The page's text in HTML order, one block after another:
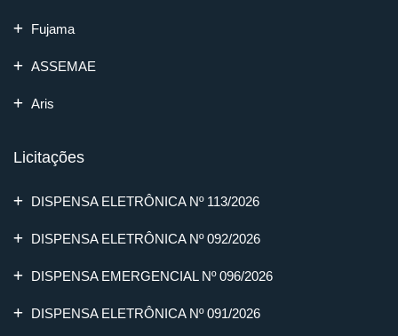
Fujama
ASSEMAE
Aris
Licitações
DISPENSA ELETRÔNICA Nº 113/2026
DISPENSA ELETRÔNICA Nº 092/2026
DISPENSA EMERGENCIAL Nº 096/2026
DISPENSA ELETRÔNICA Nº 091/2026